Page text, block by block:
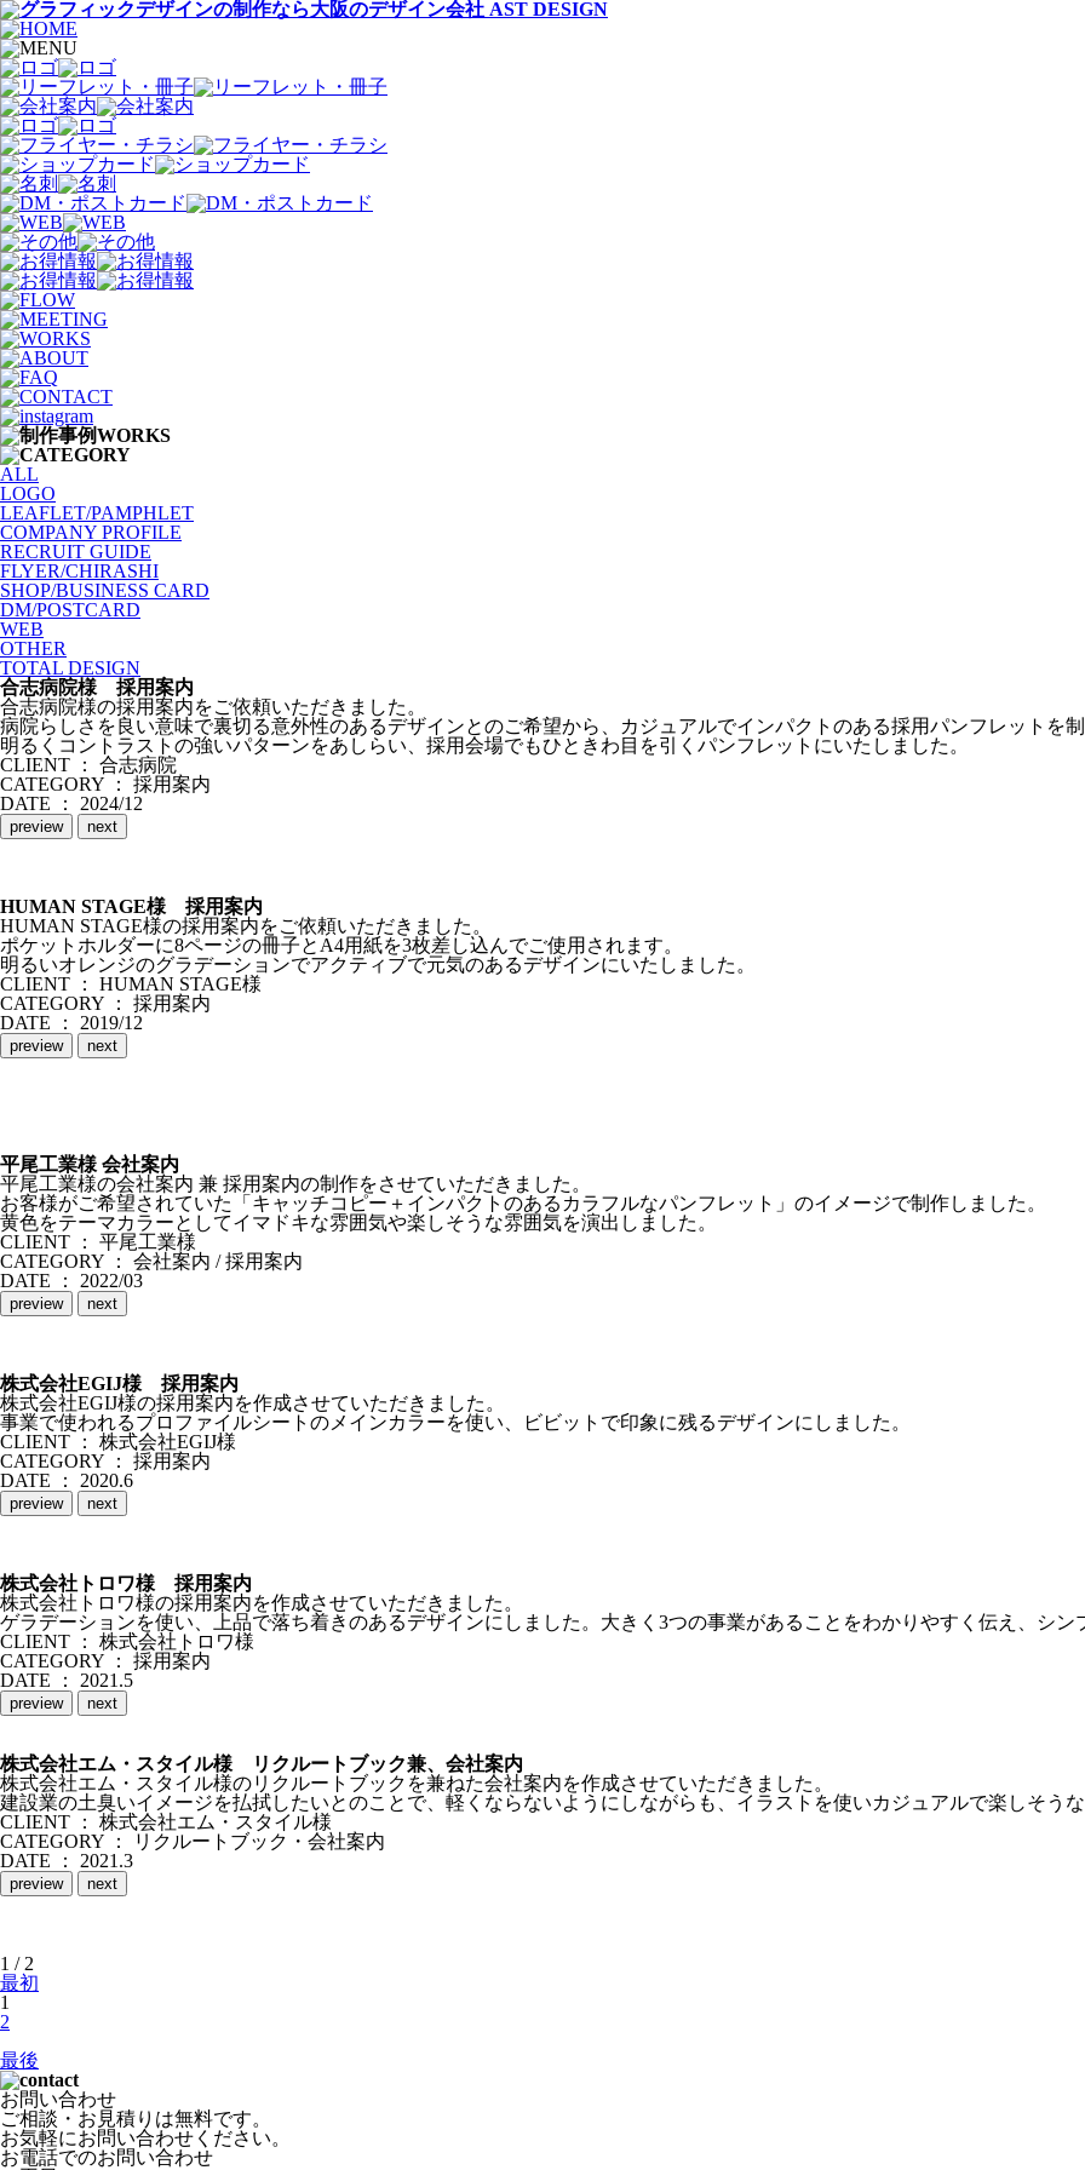
ALL
LOGO
LEAFLET/PAMPHLET
COMPANY PROFILE
RECRUIT GUIDE
FLYER/CHIRASHI
SHOP/BUSINESS CARD
DM/POSTCARD
WEB
OTHER
TOTAL DESIGN
合志病院様 採用案内
合志病院様の採用案内をご依頼いただきました。
病院らしさを良い意味で裏切る意外性のあるデザインとのご希望から、カジュアルでインパクトのある採用パンフレットを
明るくコントラストの強いパターンをあしらい、採用会場でもひときわ目を引くパンフレットにいたしました。
CLIENT ： 合志病院
CATEGORY ： 採用案内
DATE ： 2024/12
preview next
HUMAN STAGE様 採用案内
HUMAN STAGE様の採用案内をご依頼いただきました。
ポケットホルダーに8ページの冊子とA4用紙を3枚差し込んでご使用されます。
明るいオレンジのグラデーションでアクティブで元気のあるデザインにいたしました。
CLIENT ： HUMAN STAGE様
CATEGORY ： 採用案内
DATE ： 2019/12
preview next
平尾工業様 会社案内
平尾工業様の会社案内 兼 採用案内の制作をさせていただきました。
お客様がご希望されていた「キャッチコピー＋インパクトのあるカラフルなパンフレット」のイメージで制作しました。
黄色をテーマカラーとしてイマドキな雰囲気や楽しそうな雰囲気を演出しました。
CLIENT ： 平尾工業様
CATEGORY ： 会社案内 / 採用案内
DATE ： 2022/03
preview next
株式会社EGIJ様 採用案内
株式会社EGIJ様の採用案内を作成させていただきました。
事業で使われるプロファイルシートのメインカラーを使い、ビビットで印象に残るデザインにしました。
CLIENT ： 株式会社EGIJ様
CATEGORY ： 採用案内
DATE ： 2020.6
preview next
株式会社トロワ様 採用案内
株式会社トロワ様の採用案内を作成させていただきました。
ゲラデーションを使い、上品で落ち着きのあるデザインにしました。大きく3つの事業があることをわかりやすく伝え、シ
CLIENT ： 株式会社トロワ様
CATEGORY ： 採用案内
DATE ： 2021.5
preview next
株式会社エム・スタイル様 リクルートブック兼、会社案内
株式会社エム・スタイル様のリクルートブックを兼ねた会社案内を作成させていただきました。
建設業の土臭いイメージを払拭したいとのことで、軽くならないようにしながらも、イラストを使いカジュアルで楽しそう
CLIENT ： 株式会社エム・スタイル様
CATEGORY ： リクルートブック・会社案内
DATE ： 2021.3
preview next
1 / 2
最初
1
2
最後
お問い合わせ
ご相談・お見積りは無料です。
お気軽にお問い合わせください。
お電話でのお問い合わせ